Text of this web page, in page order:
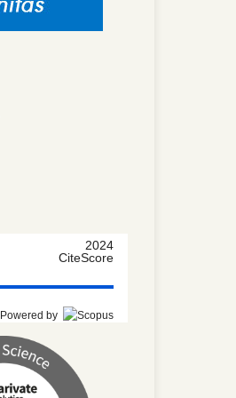
2024
CiteScore
Powered by